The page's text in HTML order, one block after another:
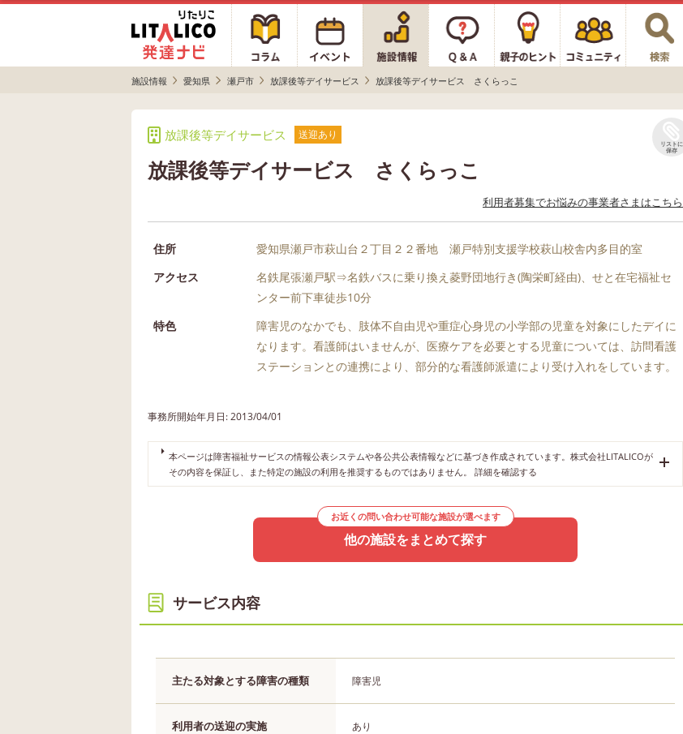
施設情報 愛知県 瀬戸市 放課後等デイサービス 放課後等デイサービス さくらっこ
放課後等デイサービス 送迎あり
放課後等デイサービス さくらっこ
リストに
保存
利用者募集でお悩みの事業者さまはこちら
住所
愛知県瀬戸市萩山台２丁目２２番地 瀬戸特別支援学校萩山校舎内多目的室
アクセス
名鉄尾張瀬戸駅⇒名鉄バスに乗り換え菱野団地行き(陶栄町経由)、せと在宅福祉セ
ンター前下車徒歩10分
特色
障害児のなかでも、肢体不自由児や重症心身児の小学部の児童を対象にしたデイに
なります。看護師はいませんが、医療ケアを必要とする児童については、訪問看護
ステーションとの連携により、部分的な看護師派遣により受け入れをしています。
事務所開始年月日: 2013/04/01
本ページは障害福祉サービスの情報公表システムや各公共公表情報などに基づき作成されています。株式会社LITALICOが
その内容を保証し、また特定の施設の利用を推奨するものではありません。 詳細を確認する
お近くの問い合わせ可能な施設が選べます
他の施設をまとめて探す
サービス内容
主たる対象とする障害の種類 障害児
利用者の送迎の実施 あり